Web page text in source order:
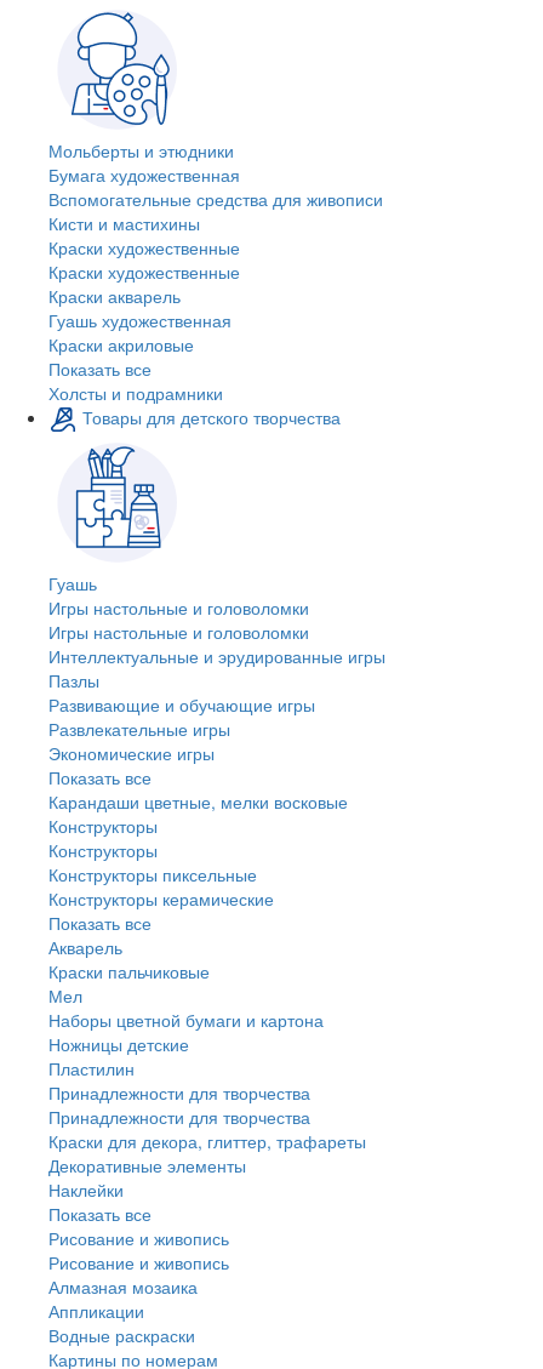
Мольберты и этюдники
Бумага художественная
Вспомогательные средства для живописи
Кисти и мастихины
Краски художественные
Краски художественные
Краски акварель
Гуашь художественная
Краски акриловые
Показать все
Холсты и подрамники
Товары для детского творчества
Гуашь
Игры настольные и головоломки
Игры настольные и головоломки
Интеллектуальные и эрудированные игры
Пазлы
Развивающие и обучающие игры
Развлекательные игры
Экономические игры
Показать все
Карандаши цветные, мелки восковые
Конструкторы
Конструкторы
Конструкторы пиксельные
Конструкторы керамические
Показать все
Акварель
Краски пальчиковые
Мел
Наборы цветной бумаги и картона
Ножницы детские
Пластилин
Принадлежности для творчества
Принадлежности для творчества
Краски для декора, глиттер, трафареты
Декоративные элементы
Наклейки
Показать все
Рисование и живопись
Рисование и живопись
Алмазная мозаика
Аппликации
Водные раскраски
Картины по номерам